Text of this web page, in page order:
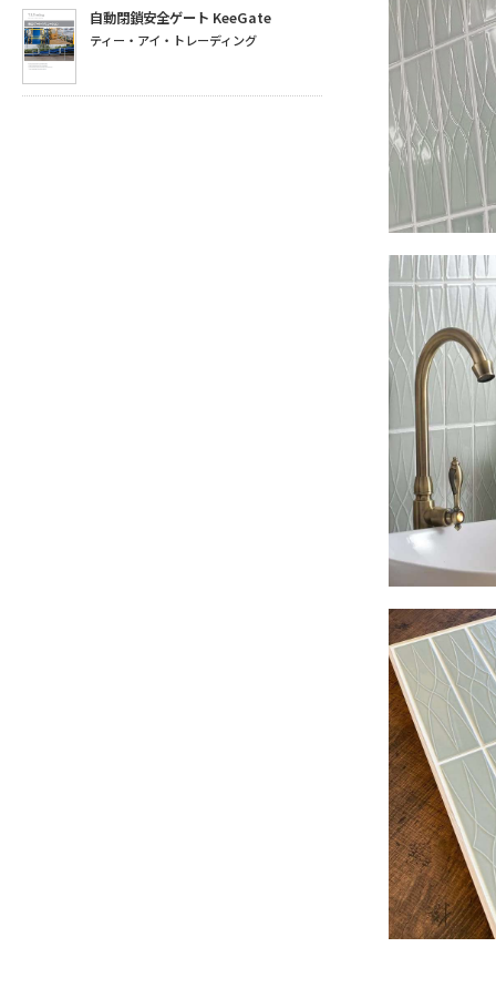
自動閉鎖安全ゲート KeeGate
ティー・アイ・トレーディング